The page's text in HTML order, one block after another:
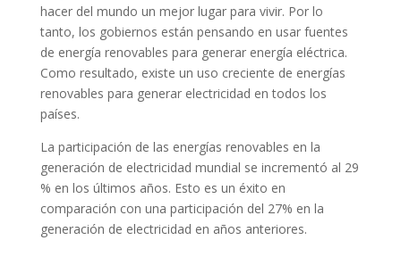
hacer del mundo un mejor lugar para vivir. Por lo
tanto, los gobiernos están pensando en usar fuentes
de energía renovables para generar energía eléctrica.
Como resultado, existe un uso creciente de energías
renovables para generar electricidad en todos los
países.
La participación de las energías renovables en la
generación de electricidad mundial se incrementó al 29
% en los últimos años. Esto es un éxito en
comparación con una participación del 27% en la
generación de electricidad en años anteriores.